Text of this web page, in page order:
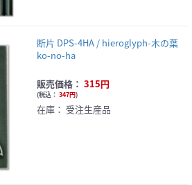
断片 DPS-4HA / hieroglyph-木の葉
ko-no-ha
販売価格： 315円
(税込： 347円)
在庫： 受注生産品